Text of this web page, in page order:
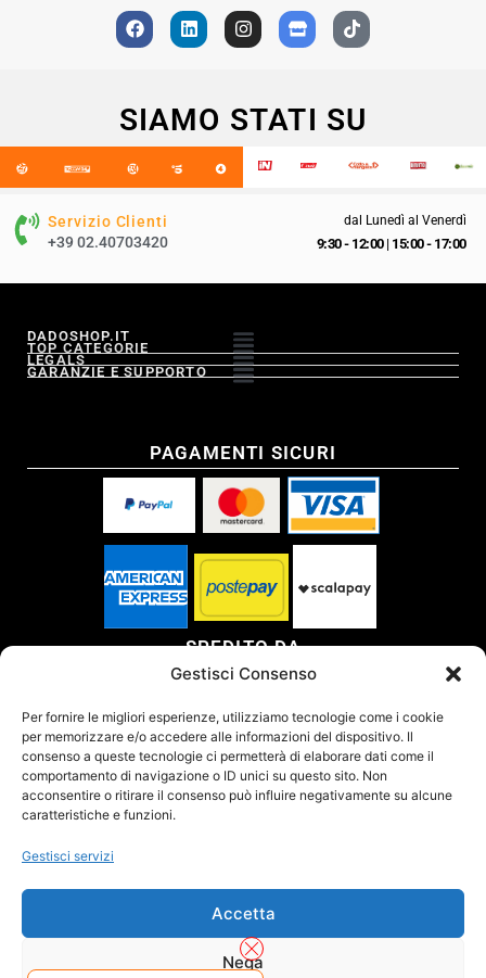
Gestisci Consenso
Per fornire le migliori esperienze, utilizziamo tecnologie come i cookie
per memorizzare e/o accedere alle informazioni del dispositivo. Il
consenso a queste tecnologie ci permetterà di elaborare dati come il
comportamento di navigazione o ID unici su questo sito. Non
acconsentire o ritirare il consenso può influire negativamente su alcune
caratteristiche e funzioni.
Gestisci servizi
Accetta
Nega
SIAMO STATI SU
Servizio Clienti
+39 02.40703420
dal Lunedì al Venerdì
9:30 - 12:00| 15:00 - 17:00
DADOSHOP.IT
TOP CATEGORIE
LEGALS
GARANZIE E SUPPORTO
PAGAMENTI SICURI
SPEDITO DA
SITO CERTIFICATO